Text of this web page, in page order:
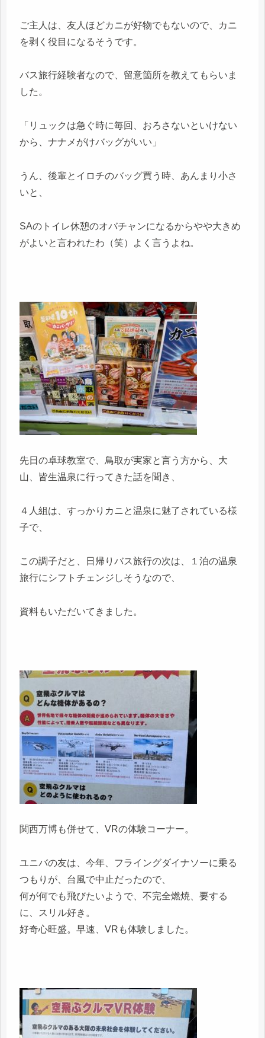
ご主人は、友人ほどカニが好物でもないので、カニ
を剥く役目になるそうです。
バス旅行経験者なので、留意箇所を教えてもらいま
した。
「リュックは急ぐ時に毎回、おろさないといけない
から、ナナメがけバッグがいい」
うん、後輩とイロチのバッグ買う時、あんまり小さ
いと、
SAのトイレ休憩のオバチャンになるからやや大きめ
がよいと言われたわ（笑）よく言うよね。
先日の卓球教室で、鳥取が実家と言う方から、大
山、皆生温泉に行ってきた話を聞き、
４人組は、すっかりカニと温泉に魅了されている様
子で、
この調子だと、日帰りバス旅行の次は、１泊の温泉
旅行にシフトチェンジしそうなので、
資料もいただいてきました。
関西万博も併せて、VRの体験コーナー。
ユニバの友は、今年、フライングダイナソーに乗る
つもりが、台風で中止だったので、
何が何でも飛びたいようで、不完全燃焼、要する
に、スリル好き。
好奇心旺盛。早速、VRも体験しました。